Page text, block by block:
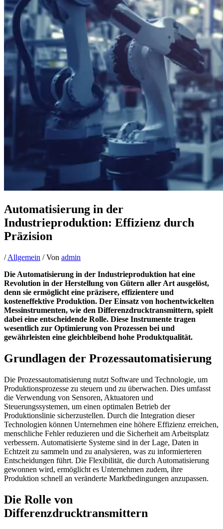
Automatisierung in der
Industrieproduktion: Effizienz durch
Präzision
/Allgemein / Von admin
Die Automatisierung in der Industrieproduktion hat eine
Revolution in der Herstellung von Gütern aller Art ausgelöst,
denn sie ermöglicht eine präzisere, effizientere und
kosteneffektive Produktion. Der Einsatz von hochentwickelten
Messinstrumenten, wie den Differenzdrucktransmittern, spielt
dabei eine entscheidende Rolle. Diese Instrumente tragen
wesentlich zur Optimierung von Prozessen bei und
gewährleisten eine gleichbleibend hohe Produktqualität.
Grundlagen der Prozessautomatisierung
Die Prozessautomatisierung nutzt Software und Technologie, um
Produktionsprozesse zu steuern und zu überwachen. Dies umfasst
die Verwendung von Sensoren, Aktuatoren und
Steuerungssystemen, um einen optimalen Betrieb der
Produktionslinie sicherzustellen. Durch die Integration dieser
Technologien können Unternehmen eine höhere Effizienz erreichen,
menschliche Fehler reduzieren und die Sicherheit am Arbeitsplatz
verbessern. Automatisierte Systeme sind in der Lage, Daten in
Echtzeit zu sammeln und zu analysieren, was zu informierteren
Entscheidungen führt. Die Flexibilität, die durch Automatisierung
gewonnen wird, ermöglicht es Unternehmen zudem, ihre
Produktion schnell an veränderte Marktbedingungen anzupassen.
Die Rolle von
Differenzdrucktransmittern